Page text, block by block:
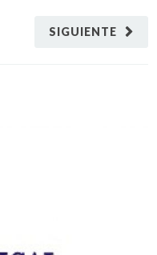
SIGUIENTE